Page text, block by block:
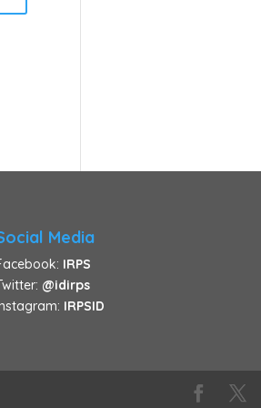
Media
IRPS
@idirps
IRPSID